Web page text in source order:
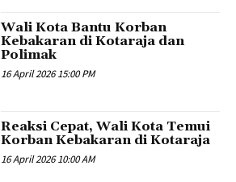
Wali Kota Bantu Korban
Kebakaran di Kotaraja dan
Polimak
16 April 2026 15:00 PM
Reaksi Cepat, Wali Kota Temui
Korban Kebakaran di Kotaraja
16 April 2026 10:00 AM